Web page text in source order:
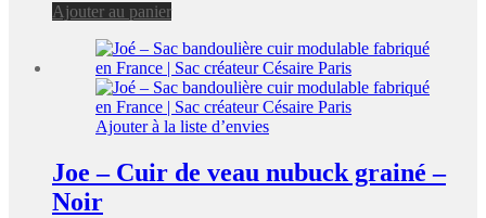
Ajouter au panier
Ajouter à la liste d’envies
Joe – Cuir de veau nubuck grainé –
Noir